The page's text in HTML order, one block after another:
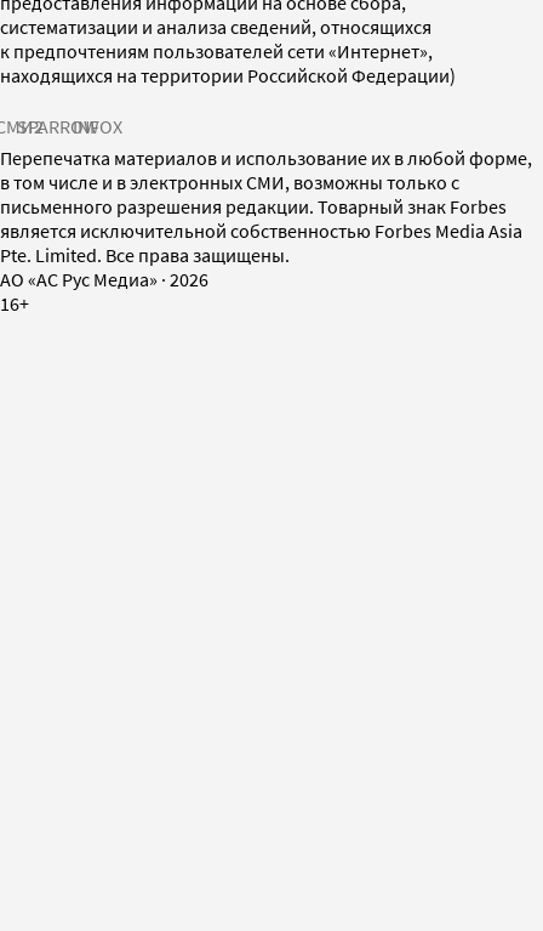
систематизации и анализа сведений, относящихся
к предпочтениям пользователей сети «Интернет»,
находящихся на территории Российской Федерации)
SPARROWINFOX
Перепечатка материалов и использование их в любой форме,
в том числе и в электронных СМИ, возможны только с
письменного разрешения редакции. Товарный знак Forbes
является исключительной собственностью Forbes Media Asia
Pte. Limited. Все права защищены.
AO «АС Рус Медиа» · 2026
16+